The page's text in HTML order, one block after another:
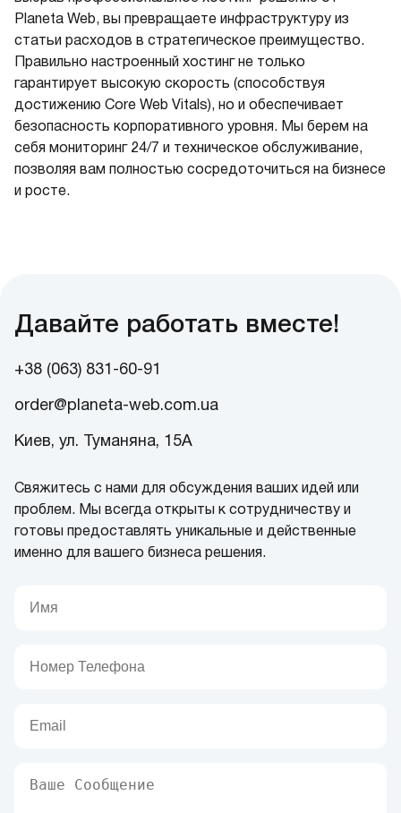
Planeta Web, вы превращаете инфраструктуру из
статьи расходов в стратегическое преимущество.
Правильно настроенный хостинг не только
гарантирует высокую скорость (способствуя
достижению Core Web Vitals), но и обеспечивает
безопасность корпоративного уровня. Мы берем на
себя мониторинг 24/7 и техническое обслуживание,
позволяя вам полностью сосредоточиться на бизнесе
и росте.
Давайте работать вместе!
+38 (063) 831-60-91
order@planeta-web.com.ua
Киев, ул. Туманяна, 15А
Свяжитесь с нами для обсуждения ваших идей или
проблем. Мы всегда открыты к сотрудничеству и
готовы предоставлять уникальные и действенные
именно для вашего бизнеса решения.